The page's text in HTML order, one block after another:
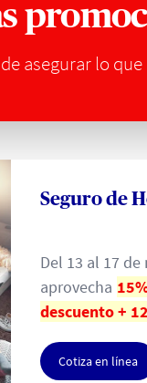
asegurar lo
Seguro de
Del 13 al 17
aprovecha
descuento +
Cotiza en línea